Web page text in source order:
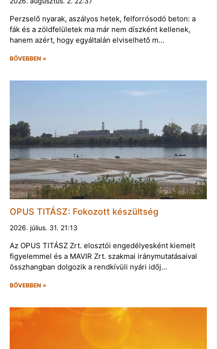
Perzselő nyarak, aszályos hetek, felforrósodó beton: a
fák és a zöldfelületek ma már nem díszként kellenek,
hanem azért, hogy egyáltalán elviselhető m…
BŐVEBBEN »
OPUS TITÁSZ: Fokozott készültség
2026. július. 31. 21:13
Az OPUS TITÁSZ Zrt. elosztói engedélyesként kiemelt
figyelemmel és a MAVIR Zrt. szakmai iránymutatásaival
összhangban dolgozik a rendkívüli nyári időj…
BŐVEBBEN »